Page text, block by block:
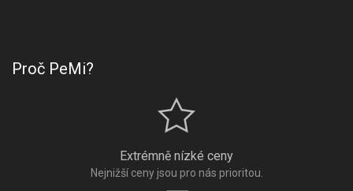
Proč PeMi?
Extrémně nízké ceny
Nejnižší ceny jsou pro nás prioritou.